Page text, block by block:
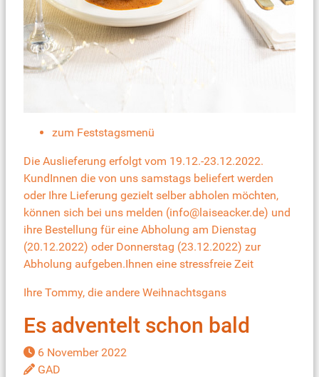
zum Feststagsmenü
Die Auslieferung erfolgt vom 19.12.-23.12.2022.
KundInnen die von uns samstags beliefert werden
oder Ihre Lieferung gezielt selber abholen möchten,
können sich bei uns melden (info@laiseacker.de) und
ihre Bestellung für eine Abholung am Dienstag
(20.12.2022) oder Donnerstag (23.12.2022) zur
Abholung aufgeben.Ihnen eine stressfreie Zeit
Ihre Tommy, die andere Weihnachtsgans
Es adventelt schon bald
6 November 2022
GAD